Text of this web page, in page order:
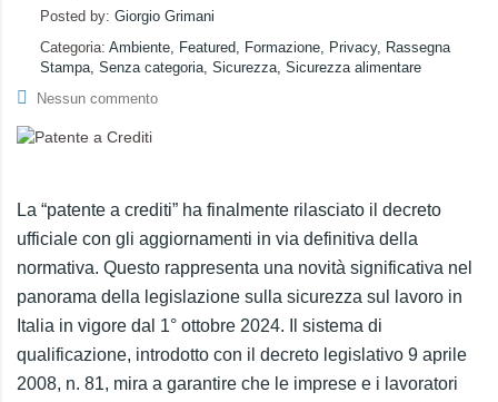
Posted by: Giorgio Grimani
Categoria: Ambiente, Featured, Formazione, Privacy, Rassegna
Stampa, Senza categoria, Sicurezza, Sicurezza alimentare
Nessun commento
La “patente a crediti” ha finalmente rilasciato il decreto
ufficiale con gli aggiornamenti in via definitiva della
normativa. Questo rappresenta una novità significativa nel
panorama della legislazione sulla sicurezza sul lavoro in
Italia in vigore dal 1° ottobre 2024. Il sistema di
qualificazione, introdotto con il decreto legislativo 9 aprile
2008, n. 81, mira a garantire che le imprese e i lavoratori